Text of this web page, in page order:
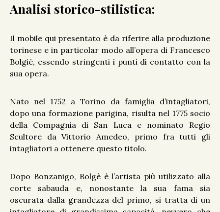
Analisi storico-stilistica:
Il mobile qui presentato è da riferire alla produzione
torinese e in particolar modo all’opera di Francesco
Bolgiè, essendo stringenti i punti di contatto con la
sua opera.
Nato nel 1752 a Torino da famiglia d’intagliatori,
dopo una formazione parigina, risulta nel 1775 socio
della Compagnia di San Luca e nominato Regio
Scultore da Vittorio Amedeo, primo fra tutti gli
intagliatori a ottenere questo titolo.
Dopo Bonzanigo, Bolgè è l’artista più utilizzato alla
corte sabauda e, nonostante la sua fama sia
oscurata dalla grandezza del primo, si tratta di un